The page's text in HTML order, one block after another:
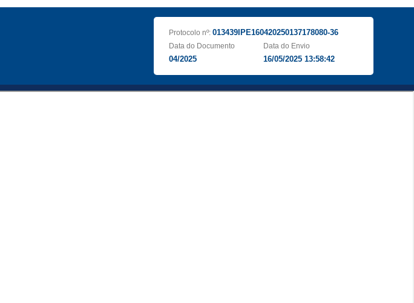
Protocolo nº: 013439IPE160420250137178080-36
Data do Documento
04/2025
Data do Envio
16/05/2025 13:58:42